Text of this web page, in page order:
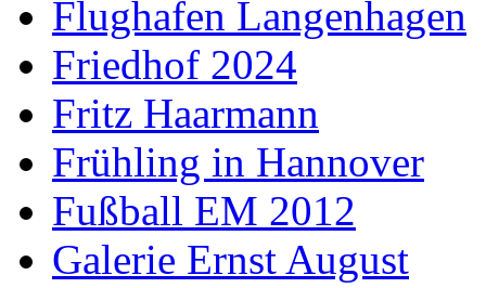
Flughafen Langenhagen
Friedhof 2024
Fritz Haarmann
Frühling in Hannover
Fußball EM 2012
Galerie Ernst August